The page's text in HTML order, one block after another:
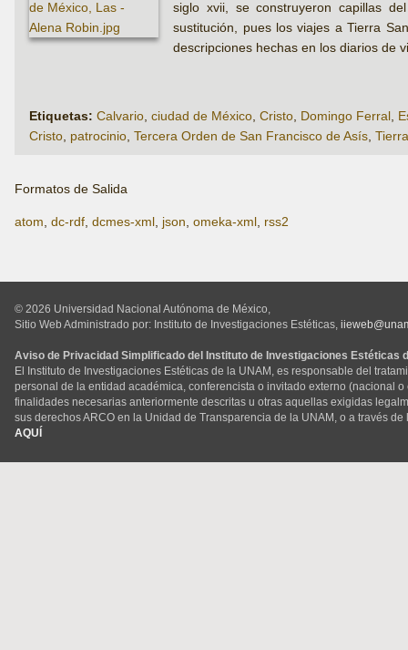
siglo xvii, se construyeron capillas
sustitución, pues los viajes a Tierra
descripciones hechas en los diarios de
Etiquetas: Calvario ciudad de México Cristo Domingo Ferral
Cristo patrocinio Tercera Orden de San Francisco de Asís
Formatos de Salida
atom, dc-rdf, dcmes-xml, json, omeka-xml, rss2
© 2026 Universidad Nacional Autónoma de México,
Sitio Web Administrado por: Instituto de Investigaciones Estéticas,
Aviso de Privacidad Simplificado del Instituto de Investigaciones Estéticas
El Instituto de Investigaciones Estéticas de la UNAM, es responsable del
personal de la entidad académica, conferencista o invitado externo (nacional
finalidades necesarias anteriormente descritas u otras aquellas exigidas
sus derechos ARCO en la Unidad de Transparencia de la UNAM, o a través
AQUÍ